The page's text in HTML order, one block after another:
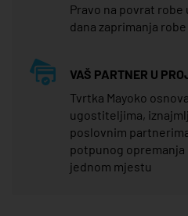
Pravo na povrat robe
dana zaprimanja robe
VAŠ PARTNER U
Tvrtka Mayoko
ugostiteljima,
poslovnim
potpunog
jednom mjestu